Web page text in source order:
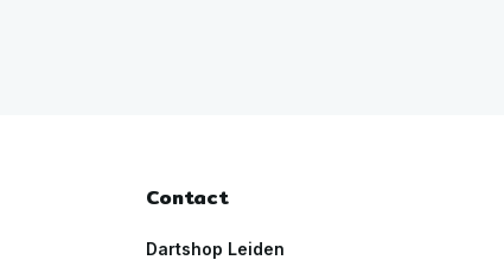
Contact
Dartshop Leiden